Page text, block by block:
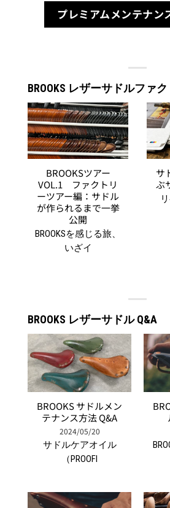
プレミアムメンテナン
BROOKS レザーサドルファ
BROOKSツアー
VOL.1 ファクトリ
ーツアー編：サドル
が作られるまで一挙
公開
BROOKSを感じる旅、
いざイ
サ
ぶ
BROOKS レザーサドル Q&A
BROOKS サドルメン
テナンス方法 Q&A
2024/05/20
サドルケアオイル
（PROOFI